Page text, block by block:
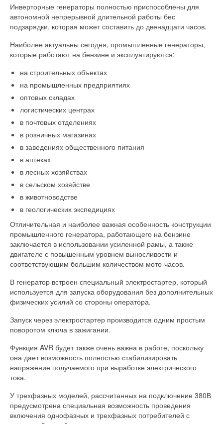
Инверторные генераторы полностью приспособлены для
автономной непрерывной длительной работы бес
подзарядки, которая может составить до двенадцати часов.
Наиболее актуальны сегодня, промышленные генераторы,
которые работают на бензине и эксплуатируются:
на строительных объектах
на промышленных предприятиях
оптовых складах
логистических центрах
в почтовых отделениях
в розничных магазинах
в заведениях общественного питания
в аптеках
в лесных хозяйствах
в сельском хозяйстве
в животноводстве
в геологических экспедициях
Отличительная и наиболее важная особенность конструкции
промышленного генератора, работающего на бензине
заключается в использовании усиленной рамы, а также
двигателе с повышенным уровнем выносливости и
соответствующим большим количеством мото-часов.
В генератор встроен специальный электростартер, который
используется для запуска оборудования без дополнительных
физических усилий со стороны оператора.
Запуск через электростартер производится одним простым
поворотом ключа в зажигании.
Функция AVR будет также очень важна в работе, поскольку
она дает возможность полностью стабилизировать
напряжение получаемого при выработке электрического
тока.
У трехфазных моделей, рассчитанных на подключение 380В
предусмотрена специальная возможность проведения
включения однофазных и трехфазных потребителей с